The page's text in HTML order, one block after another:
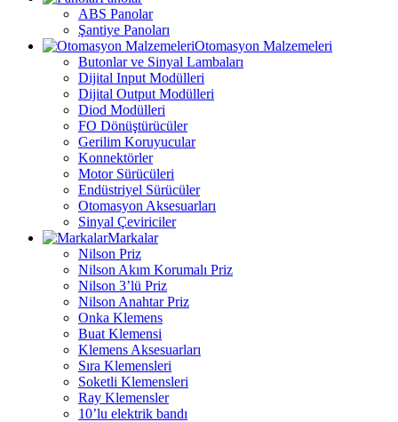
ABS Panolar
Şantiye Panoları
Otomasyon Malzemeleri
Butonlar ve Sinyal Lambaları
Dijital Input Modülleri
Dijital Output Modülleri
Diod Modülleri
FO Dönüştürücüler
Gerilim Koruyucular
Konnektörler
Motor Sürücüleri
Endüstriyel Sürücüler
Otomasyon Aksesuarları
Sinyal Çeviriciler
Markalar
Nilson Priz
Nilson Akım Korumalı Priz
Nilson 3’lü Priz
Nilson Anahtar Priz
Onka Klemens
Buat Klemensi
Klemens Aksesuarları
Sıra Klemensleri
Soketli Klemensleri
Ray Klemensler
10’lu elektrik bandı